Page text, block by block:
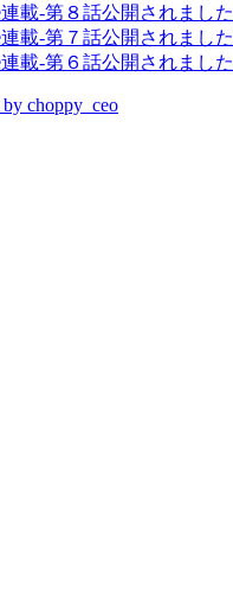
連載-第８話公開されました
連載-第７話公開されました
連載-第６話公開されました
by choppy_ceo